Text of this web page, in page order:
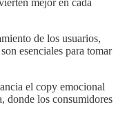
de los usuarios,
esenciales para tomar
el copy emocional
donde los consumidores